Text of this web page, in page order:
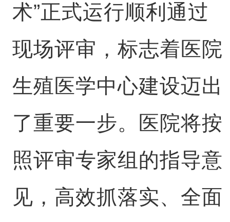
术”正式运行顺利通过
现场评审，标志着医院
生殖医学中心建设迈出
了重要一步。医院将按
照评审专家组的指导意
见，高效抓落实、全面